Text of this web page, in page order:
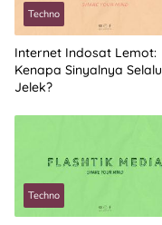
Techno
Internet Indosat Lemot:
Kenapa Sinyalnya Selalu
Jelek?
Techno